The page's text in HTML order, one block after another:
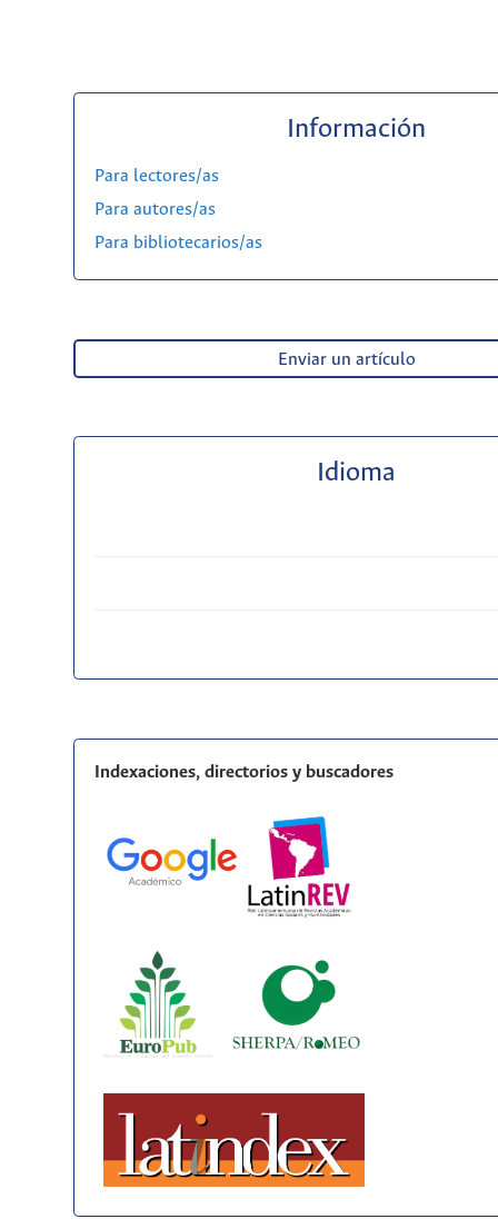
Información
Para lectores/as
Para autores/as
Para bibliotecarios/as
Enviar un artículo
Idioma
Indexaciones, directorios y buscadores